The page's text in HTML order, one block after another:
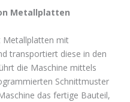
Metallplatten
Metallplatten mit
transportiert diese in den
die Maschine mittels
Schnittmuster
das fertige Bauteil,